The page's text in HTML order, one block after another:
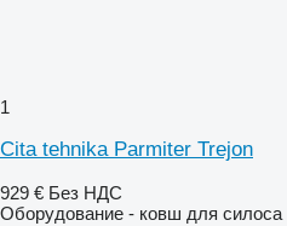
1
Cita tehnika Parmiter Trejon
929 € Без НДС
Оборудование - ковш для силоса